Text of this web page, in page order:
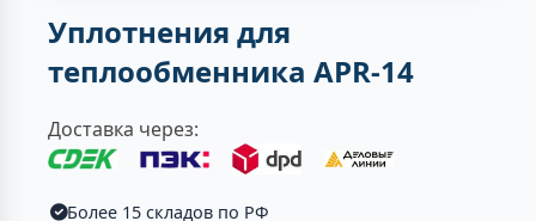
Уплотнения для
теплообменника APR-14
Доставка через:
Более 15 складов по РФ